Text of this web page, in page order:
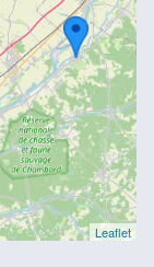
Leaflet